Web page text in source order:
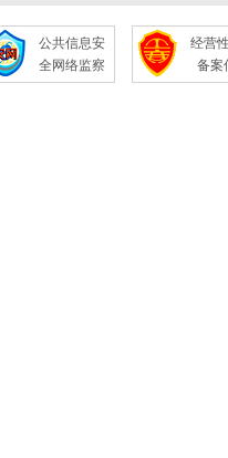
公共信息安
全网络监察
经营
备案